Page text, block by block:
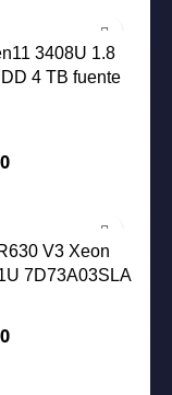
$ 4,968.00.
3408U 1.8
4 TB fuente
El
$ 2,998.00.
V3 Xeon
7D73A03SLA
El